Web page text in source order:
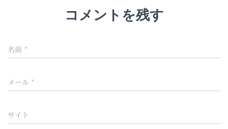
コメントを残す
名前 *
メール *
サイト